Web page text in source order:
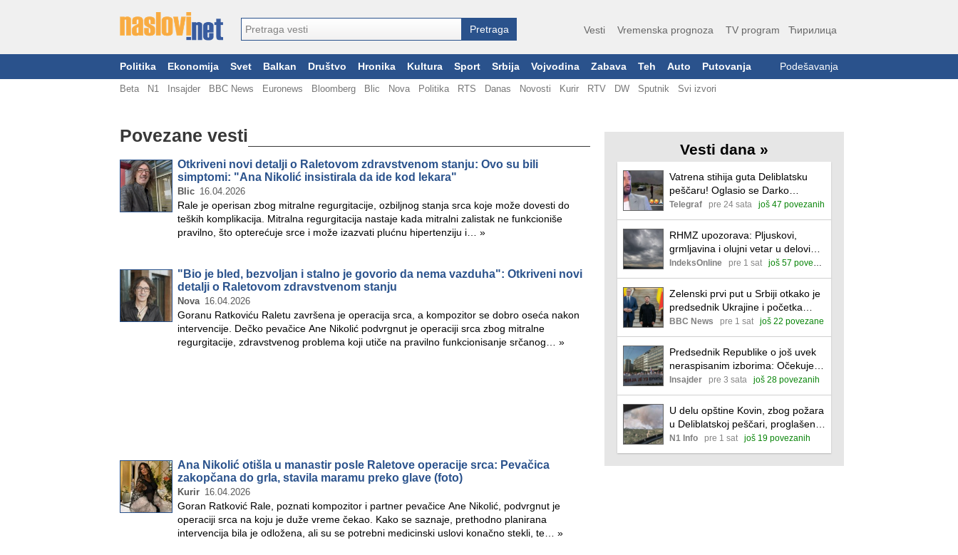
Vesti Vremenska prognoza TV program Ћирилица
Politika Ekonomija Svet Balkan Društvo Hronika Kultura Sport Srbija Vojvodina Zabava Teh Auto Putovanja Podešavanja
Beta N1 Insajder BBC News Euronews Bloomberg Blic Nova Politika RTS Danas Novosti Kurir RTV DW Sputnik Svi izvori
Povezane vesti
Otkriveni novi detalji o Raletovom zdravstvenom stanju: Ovo su bili
simptomi: "Ana Nikolić insistirala da ide kod lekara"
Blic 16.04.2026
Rale je operisan zbog mitralne regurgitacije, ozbiljnog stanja srca koje može dovesti do
teških komplikacija. Mitralna regurgitacija nastaje kada mitralni zalistak ne funkcioniše
pravilno, što opterećuje srce i može izazvati plućnu hipertenziju i… »
"Bio je bled, bezvoljan i stalno je govorio da nema vazduha": Otkriveni novi
detalji o Raletovom zdravstvenom stanju
Nova 16.04.2026
Goranu Ratkoviću Raletu završena je operacija srca, a kompozitor se dobro oseća nakon
intervencije. Dečko pevačice Ane Nikolić podvrgnut je operaciji srca zbog mitralne
regurgitacije, zdravstvenog problema koji utiče na pravilno funkcionisanje srčanog… »
Ana Nikolić otišla u manastir posle Raletove operacije srca: Pevačica
zakopčana do grla, stavila maramu preko glave (foto)
Kurir 16.04.2026
Goran Ratković Rale, poznati kompozitor i partner pevačice Ane Nikolić, podvrgnut je
operaciji srca na koju je duže vreme čekao. Kako se saznaje, prethodno planirana
intervencija bila je odložena, ali su se potrebni medicinski uslovi konačno stekli, te… »
Vesti dana »
Vatrena stihija guta Deliblatsku
peščaru! Oglasio se Darko
Tanasijević, požar se približava
njegovoj kući!
Telegraf pre 24 sata još 47 povezanih
RHMZ upozorava: Pljuskovi,
grmljavina i olujni vetar u delovima
Srbije
IndeksOnline pre 1 sat još 57 povezanih
Zelenski prvi put u Srbiji otkako je
predsednik Ukrajine i početka
ruske invazije
BBC News pre 1 sat još 22 povezane
Predsednik Republike o još uvek
neraspisanim izborima: Očekujem
izbornu pobedu i u Beogradu i
Novom Sadu
Insajder pre 3 sata još 28 povezanih
U delu opštine Kovin, zbog požara
u Deliblatskoj peščari, proglašena
vanredna situacija
N1 Info pre 1 sat još 19 povezanih